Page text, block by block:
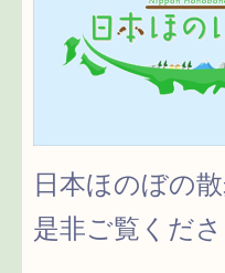
日本ほのぼの
是非ご覧くださ